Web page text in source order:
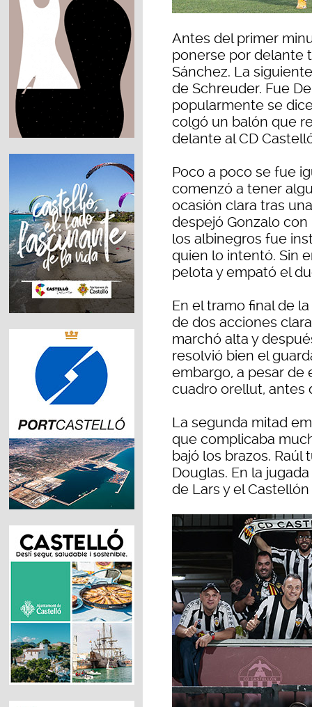
Antes del primer
ponerse por delante
Sánchez. La
de Schreuder. Fue
popularmente se
colgó un balón que
delante al CD
Poco a poco se fue
comenzó a tener
ocasión clara tras
despejó Gonzalo
los albinegros fue
quien lo intentó. Sin
pelota y empató el
En el tramo final de
de dos acciones
marchó alta y
resolvió bien el
embargo, a pesar de
cuadro orellut, antes
La segunda mitad
que complicaba
bajó los brazos. Raúl
Douglas. En la
de Lars y el